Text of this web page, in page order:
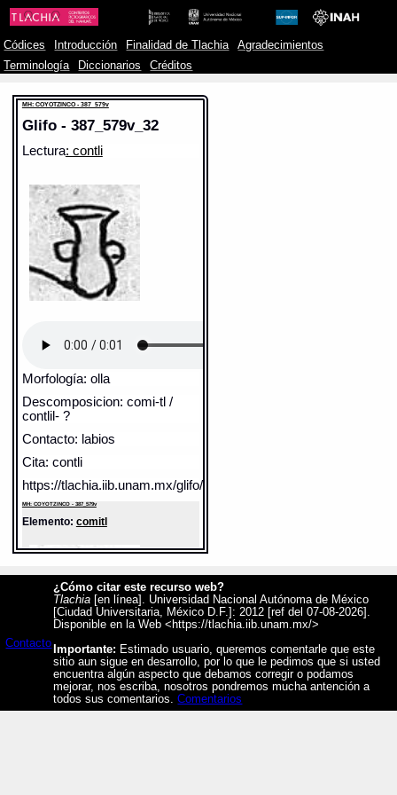
Códices Introducción Finalidad de Tlachia
Agradecimientos
Terminología
Diccionarios Créditos
MH: COYOTZINCO - 387_579v
Glifo - 387_579v_32
Lectura: contli
Morfología: olla
Descomposicion: comi-tl /
contlil- ?
Contacto: labios
Cita: contli
https://tlachia.iib.unam.mx/glifo/387_579v_32
MH: COYOTZINCO - 387_579v
Elemento: comitl
Contacto
¿Cómo citar este recurso web?
Tlachia [en línea]. Universidad Nacional Autónoma de México
[Ciudad Universitaria, México D.F.]: 2012 [ref del 07-08-2026].
Disponible en la Web <https://tlachia.iib.unam.mx/>
Importante: Estimado usuario, queremos comentarle que este
sitio aun sigue en desarrollo, por lo que le pedimos que si usted
encuentra algún aspecto que debamos corregir o podamos
mejorar, nos escriba, nosotros pondremos mucha antención a
todos sus comentarios.Comentarios